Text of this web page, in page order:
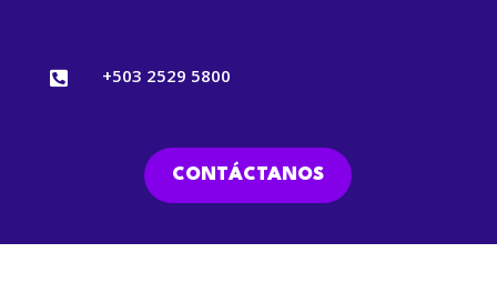
 +503 2529 5800
CONTÁCTANOS